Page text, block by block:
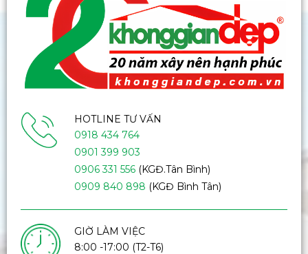
HOTLINE TƯ VẤN
0918 434 764
0901 399 903
0906 331 556(KGĐ.Tân Bình)
0909 840 898 (KGĐ Bình Tân)
GIỜ LÀM VIỆC
8:00 -17:00 (T2-T6)